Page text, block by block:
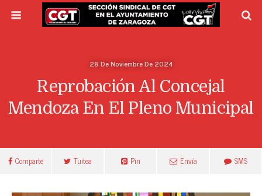
28 De Noviembre De 2024
Reprobación Al Concejal
Mendoza En El Pleno Municipal
Comparte Tuitea Pin Envía SMS